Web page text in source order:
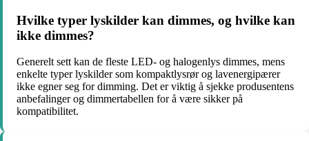
Hvilke typer lyskilder kan dimmes, og hvilke kan
ikke dimmes?
Generelt sett kan de fleste LED- og halogenlys dimmes, mens
enkelte typer lyskilder som kompaktlysrør og lavenergipærer
ikke egner seg for dimming. Det er viktig å sjekke produsentens
anbefalinger og dimmertabellen for å være sikker på
kompatibilitet.